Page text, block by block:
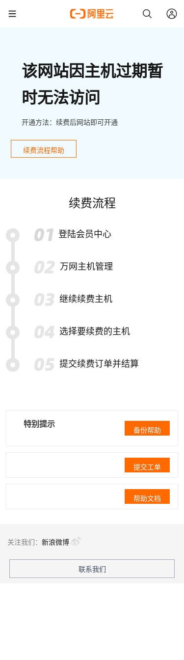
该网站因主机过期暂
时无法访问
开通方法：续费后网站即可开通
续费流程帮助
续费流程
登陆会员中心
万网主机管理
继续续费主机
选择要续费的主机
提交续费订单并结算
特别提示
备份帮助
提交工单
帮助文档